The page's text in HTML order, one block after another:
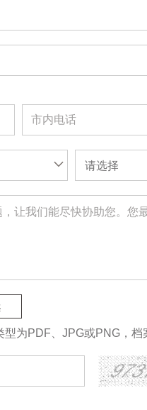
请选择
型为PDF、JPG或PNG，档